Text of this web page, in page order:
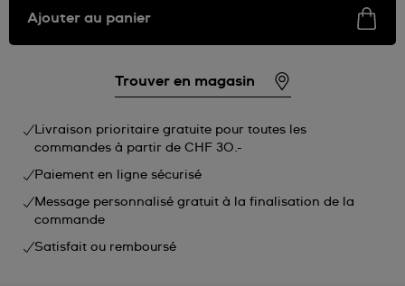
Ajouter au panier
Trouver en magasin
Livraison prioritaire gratuite pour toutes les
commandes à partir de CHF 30.-
Paiement en ligne sécurisé
Message personnalisé gratuit à la finalisation de la
commande
Satisfait ou remboursé